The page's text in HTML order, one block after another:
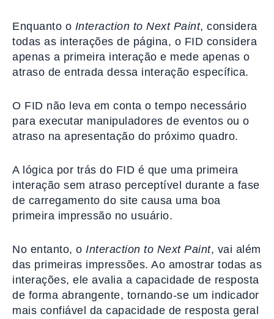
Enquanto o Interaction to Next Paint, considera
todas as interações de página, o FID considera
apenas a primeira interação e mede apenas o
atraso de entrada dessa interação específica.
O FID não leva em conta o tempo necessário
para executar manipuladores de eventos ou o
atraso na apresentação do próximo quadro.
A lógica por trás do FID é que uma primeira
interação sem atraso perceptível durante a fase
de carregamento do site causa uma boa
primeira impressão no usuário.
No entanto, o Interaction to Next Paint, vai além
das primeiras impressões. Ao amostrar todas as
interações, ele avalia a capacidade de resposta
de forma abrangente, tornando-se um indicador
mais confiável da capacidade de resposta geral